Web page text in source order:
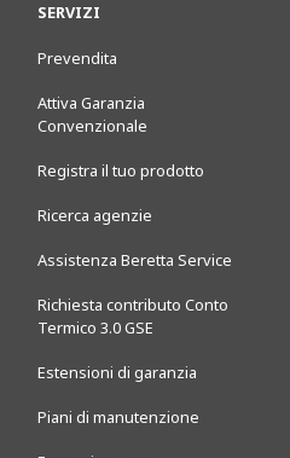
SERVIZI
Prevendita
Attiva Garanzia
Convenzionale
Registra il tuo prodotto
Ricerca agenzie
Assistenza Beretta Service
Richiesta contributo Conto
Termico 3.0 GSE
Estensioni di garanzia
Piani di manutenzione